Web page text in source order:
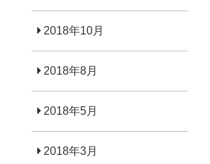
2018年10月
2018年8月
2018年5月
2018年3月